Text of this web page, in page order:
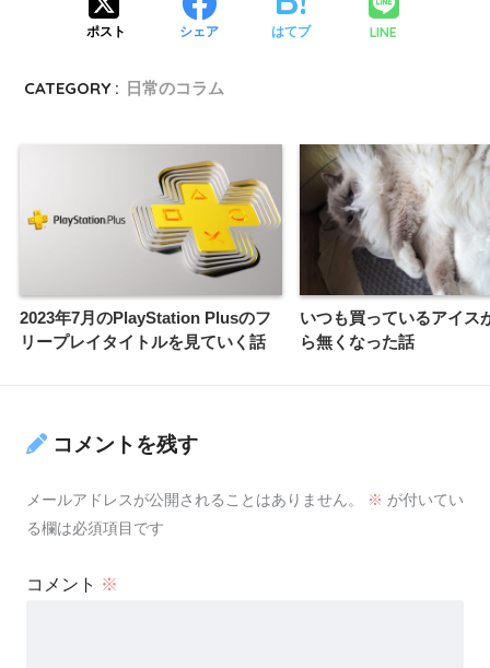
ポスト シェア はてブ LINE
CATEGORY : 日常のコラム
2023年7月のPlayStation Plusのフ
リープレイタイトルを見ていく話
いつも買っているアイス
ら無くなった話
コメントを残す
メールアドレスが公開されることはありません。 ※ が付いてい
る欄は必須項目です
コメント ※